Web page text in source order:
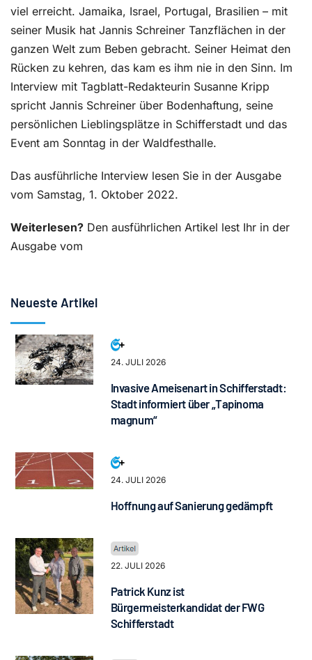
viel erreicht. Jamaika, Israel, Portugal, Brasilien – mit
seiner Musik hat Jannis Schreiner Tanzflächen in der
ganzen Welt zum Beben gebracht. Seiner Heimat den
Rücken zu kehren, das kam es ihm nie in den Sinn. Im
Interview mit Tagblatt-Redakteurin Susanne Kripp
spricht Jannis Schreiner über Bodenhaftung, seine
persönlichen Lieblingsplätze in Schifferstadt und das
Event am Sonntag in der Waldfesthalle.
Das ausführliche Interview lesen Sie in der Ausgabe
vom Samstag, 1. Oktober 2022.
Weiterlesen? Den ausführlichen Artikel lest Ihr in der
Ausgabe vom
Neueste Artikel
24. JULI 2026
Invasive Ameisenart in Schifferstadt:
Stadt informiert über „Tapinoma
magnum“
24. JULI 2026
Hoffnung auf Sanierung gedämpft
22. JULI 2026
Patrick Kunz ist
Bürgermeisterkandidat der FWG
Schifferstadt